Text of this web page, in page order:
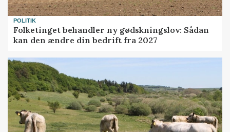
POLITIK
Folketinget behandler ny gødskningslov: Sådan
kan den ændre din bedrift fra 2027